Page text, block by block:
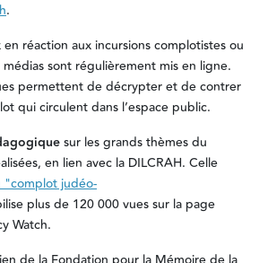
.
réaction aux incursions complotistes ou
sont régulièrement mis en ligne.
permettent de décrypter et de contrer
qui circulent dans l’espace public.
sur les grands thèmes du
en lien avec la DILCRAH. Celle
"complot judéo-
plus de 120 000 vues sur la page
Watch.